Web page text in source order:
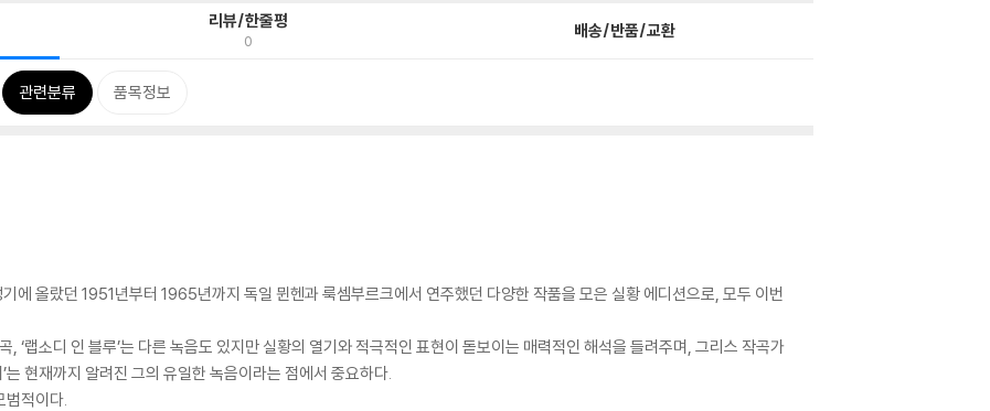
리뷰/한줄평
0 배송/반품/교환
관련분류 품목정보
에 올랐던 1951년부터 1965년까지 독일 뮌헨과 룩셈부르크에서 연주했던 다양한 작품을 모은 실황 에디션으로, 모두 이번
, ‘랩소디 인 블루’는 다른 녹음도 있지만 실황의 열기와 적극적인 표현이 돋보이는 매력적인 해석을 들려주며, 그리스 작곡가
는 현재까지 알려진 그의 유일한 녹음이라는 점에서 중요하다.
범적이다.